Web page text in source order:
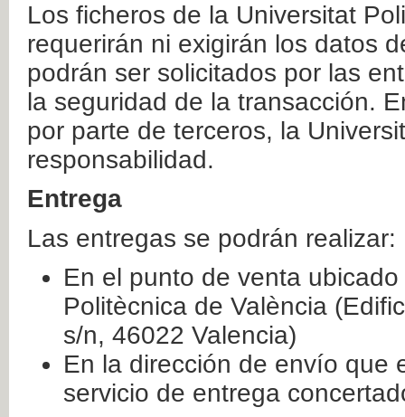
Los ficheros de la Universitat
requerirán ni exigirán los datos
podrán ser solicitados por las
la seguridad de la transacción.
por parte de terceros, la
responsabilidad.
Entrega
Las entregas se podrán realizar:
En el punto de venta
Politècnica de València
s/n, 46022 Valencia)
En la dirección de envío que
servicio de entrega